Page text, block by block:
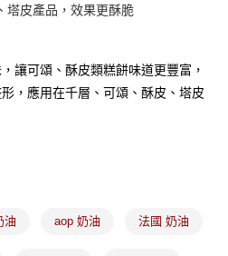
超過90cm)
上)免運費
塔皮產品，效果更酥脆
讓可頌、酥皮類糕餅味道更豐富，
，應用在千層、可頌、酥皮、塔皮
油 aop 奶油 法國 奶油